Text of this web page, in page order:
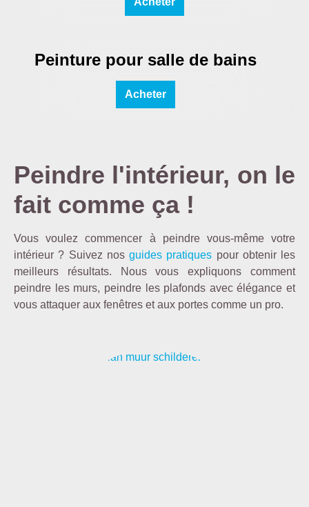
Peinture pour salle de bains
Acheter
Peindre l'intérieur, on le
fait comme ça !
Vous voulez commencer à peindre vous-même votre
intérieur ? Suivez nos guides pratiques pour obtenir les
meilleurs résultats. Nous vous expliquons comment
peindre les murs, peindre les plafonds avec élégance et
vous attaquer aux fenêtres et aux portes comme un pro.